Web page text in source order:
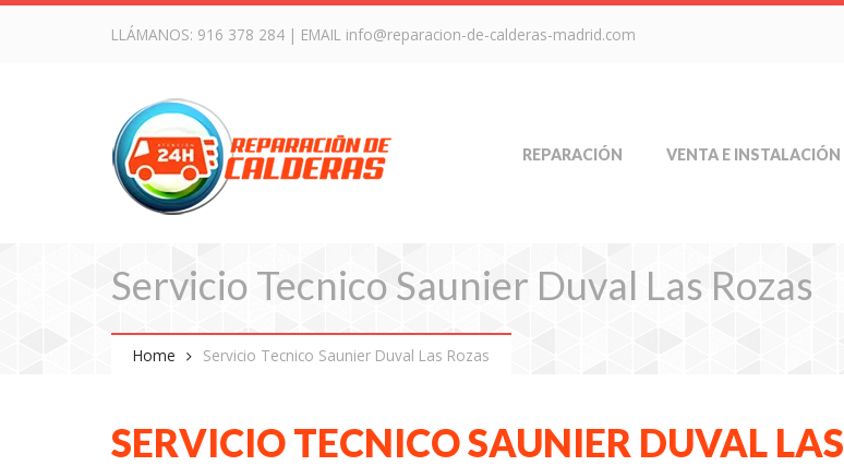
LLÁMANOS: 916 378 284 | EMAIL info@reparacion-de-calderas-madrid.com
REPARACIÓN VENTA E INSTALACIÓN
Servicio Tecnico Saunier Duval Las Rozas
Home Servicio Tecnico Saunier Duval Las Rozas
SERVICIO TECNICO SAUNIER DUVAL LAS